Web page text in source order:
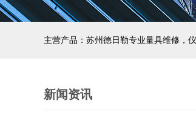
主营产品：苏州德日勒专业量具维修，
新闻资讯